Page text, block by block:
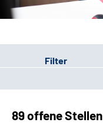
Filter
89 offene Stellen